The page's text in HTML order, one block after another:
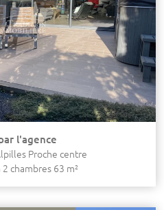
l'agence
Proche centre
chambres 63 m²